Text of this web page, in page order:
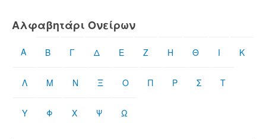
Αλφαβητάρι Ονείρων
Α Β Γ Δ Ε Ζ Η Θ Ι Κ
Λ Μ Ν Ξ Ο Π Ρ Σ Τ
Υ Φ Χ Ψ Ω